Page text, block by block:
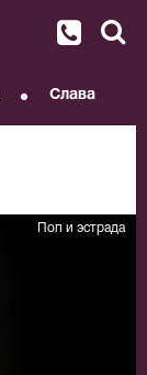
Слава
Поп и эстрада